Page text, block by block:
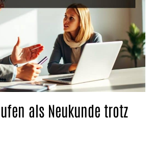
als Neukunde trotz